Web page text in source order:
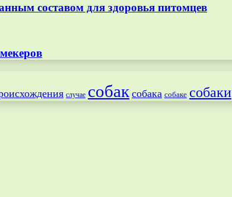
составом для здоровья питомцев
случае собак собака собаке собаки